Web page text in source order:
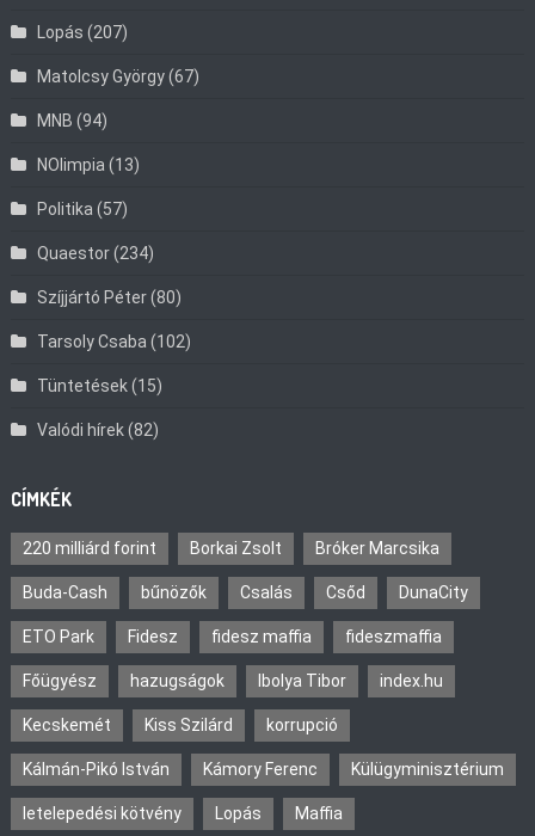
Lopás (207)
Matolcsy György(67)
MNB (94)
NOlimpia (13)
Politika (57)
Quaestor(234)
Szíjjártó Péter(80)
Tarsoly Csaba (102)
Tüntetések(15)
Valódi hírek(82)
CÍMKÉK
220 milliárd forint Borkai Zsolt Bróker Marcsika
Buda-Cash bűnözők Csalás Csőd DunaCity
ETO Park Fidesz fidesz maffia fideszmaffia
Főügyész hazugságok Ibolya Tibor index.hu
Kecskemét Kiss Szilárd korrupció
Kálmán-Pikó István Kámory Ferenc Külügyminisztérium
letelepedési kötvény Lopás Maffia